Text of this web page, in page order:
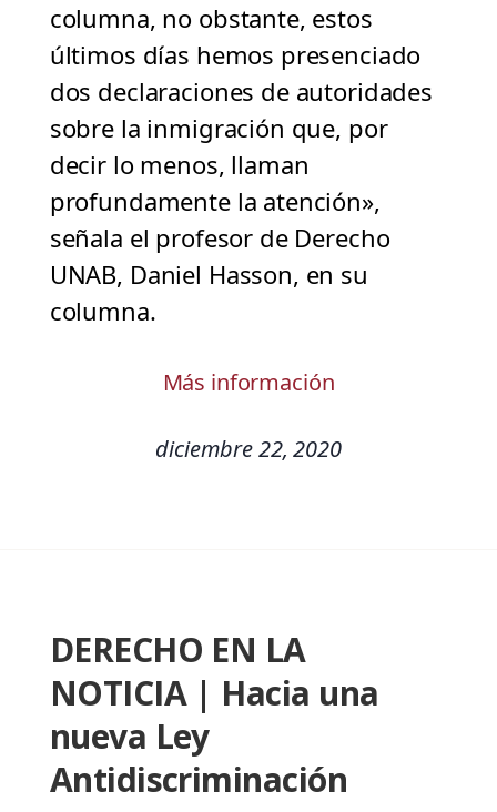
columna, no obstante, estos
últimos días hemos presenciado
dos declaraciones de autoridades
sobre la inmigración que, por
decir lo menos, llaman
profundamente la atención»,
señala el profesor de Derecho
UNAB, Daniel Hasson, en su
columna.
Más información
diciembre 22, 2020
DERECHO EN LA
NOTICIA | Hacia una
nueva Ley
Antidiscriminación